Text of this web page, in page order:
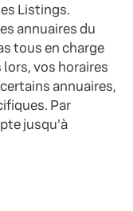
Listings.
annuaires du
tous en charge
vos horaires
annuaires,
Par
jusqu'à